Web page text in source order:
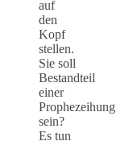
auf
den
Kopf
stellen.
Sie soll
Bestandteil
einer
Prophezeihung
sein?
Es tun